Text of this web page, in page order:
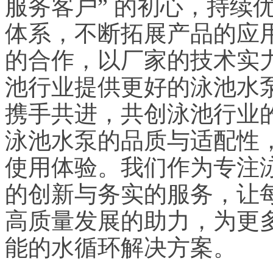
服务客户” 的初心，持续
体系，不断拓展产品的应
的合作，以厂家的技术实
池行业提供更好的泳池水
携手共进，共创泳池行业
泳池水泵的品质与适配性
使用体验。我们作为专注
的创新与务实的服务，让
高质量发展的助力，为更
能的水循环解决方案。